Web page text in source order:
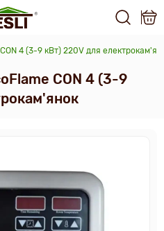
4 (3-9 кВт) 220V для
CON 4 (3-9